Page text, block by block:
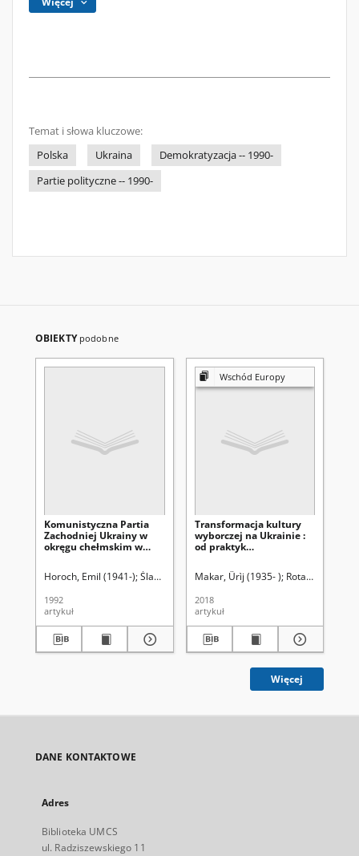
Temat i słowa kluczowe:
Polska
Ukraina
Demokratyzacja -- 1990-
Partie polityczne -- 1990-
OBIEKTY podobne
Komunistyczna Partia
Zachodniej Ukrainy w
okręgu chełmskim w
Horoch, Emil (1941-) Śladkowski, Wiesław (1935-). Red.
1992
artykuł
Wschód Europy
Transformacja kultury
wyborczej na Ukrainie :
od praktyk
modelu
demokratycznego
Makar, Ûrìj (1935- ) Rotar, Natalìâ
2018
artykuł
Więcej
DANE KONTAKTOWE
Adres
Biblioteka UMCS
ul. Radziszewskiego 11